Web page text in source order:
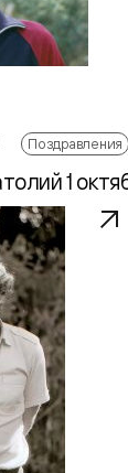
Поздравления
1